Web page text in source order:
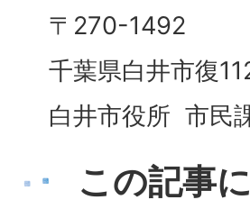
〒270-1492
千葉県白井市復
白井市役所 市民
この記事